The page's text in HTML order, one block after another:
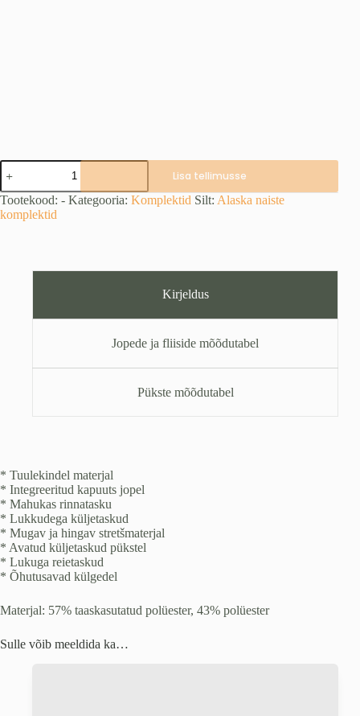
CHASER
Stretch
Brown
komplekt
naistele
Lisa tellimusse
Tootekood: - Kategooria: Komplektid Silt: Alaska naiste
komplektid
Kirjeldus
Jopede ja fliiside mõõdutabel
Pükste mõõdutabel
* Tuulekindel materjal
* Integreeritud kapuuts jopel
* Mahukas rinnatasku
* Lukkudega küljetaskud
* Mugav ja hingav stretšmaterjal
* Avatud küljetaskud pükstel
* Lukuga reietaskud
* Õhutusavad külgedel
Materjal: 57% taaskasutatud polüester, 43% polüester
Sulle võib meeldida ka…